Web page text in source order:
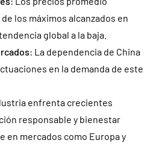
los máximos alcanzados en
global a la baja.
: La dependencia de China
en la demanda de este
enfrenta crecientes
responsable y bienestar
en mercados como Europa y